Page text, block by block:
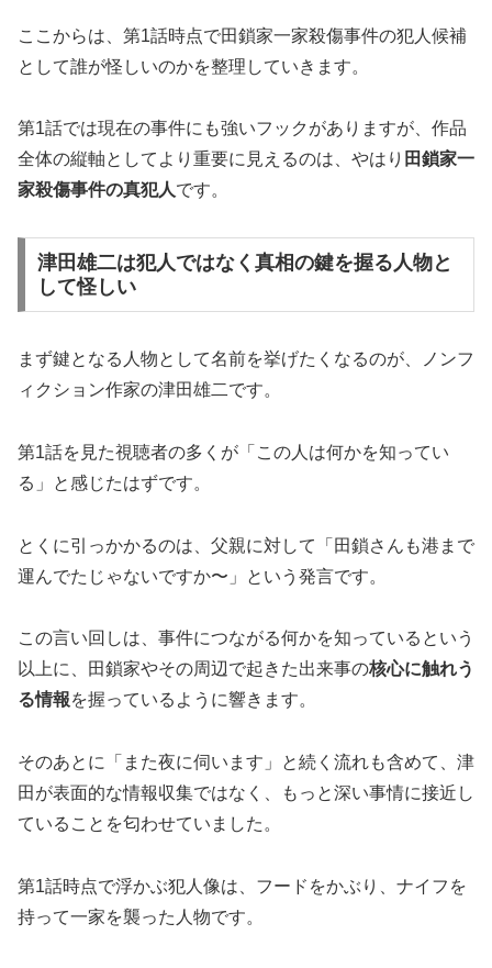
ここからは、第1話時点で田鎖家一家殺傷事件の犯人候補
として誰が怪しいのかを整理していきます。
第1話では現在の事件にも強いフックがありますが、作品
全体の縦軸としてより重要に見えるのは、やはり 田鎖家一
家殺傷事件の真犯人です。
津田雄二は犯人ではなく真相の鍵を握る人物と
して怪しい
まず鍵となる人物として名前を挙げたくなるのが、ノンフ
ィクション作家の津田雄二です。
第1話を見た視聴者の多くが「この人は何かを知ってい
る」と感じたはずです。
とくに引っかかるのは、父親に対して「田鎖さんも港まで
運んでたじゃないですか〜」という発言です。
この言い回しは、事件につながる何かを知っているという
以上に、田鎖家やその周辺で起きた出来事の核心に触れう
る情報を握っているように響きます。
そのあとに「また夜に伺います」と続く流れも含めて、津
田が表面的な情報収集ではなく、もっと深い事情に接近し
ていることを匂わせていました。
第1話時点で浮かぶ犯人像は、フードをかぶり、ナイフを
持って一家を襲った人物です。